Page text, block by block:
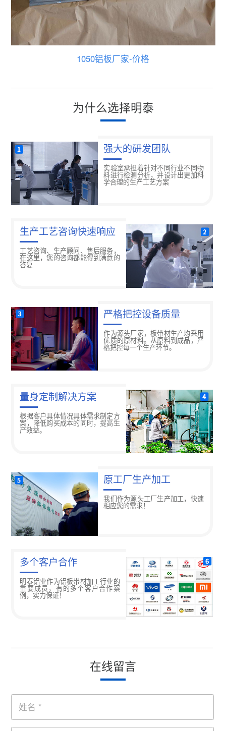
1050铝板厂家-价格
为什么选择明泰
强大的研发团队
实验室承担着针对不同行业不同物
料进行检测分析，并设计出更加科
学合理的生产工艺方案
生产工艺咨询快速响应
工艺咨询、生产顾问、售后服务，
在这里，您的咨询都能得到满意的
答复
严格把控设备质量
作为源头厂家，板带材生产均采用
优质的原材料。从原料到成品，严
格把控每一个生产环节。
量身定制解决方案
根据客户具体情况具体需求制定方
案，降低购买成本的同时，提高生
产效益。
原工厂生产加工
我们作为源头工厂生产加工，快速
相应您的需求！
多个客户合作
明泰铝业作为铝板带材加工行业的
重要成员，有的多个客户合作案
例，实力保证！
在线留言